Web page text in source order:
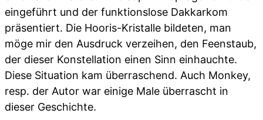
eingeführt und der funktionslose Dakkarkom
präsentiert. Die Hooris-Kristalle bildeten, man
möge mir den Ausdruck verzeihen, den Feenstaub,
der dieser Konstellation einen Sinn einhauchte.
Diese Situation kam überraschend. Auch Monkey,
resp. der Autor war einige Male überrascht in
dieser Geschichte.